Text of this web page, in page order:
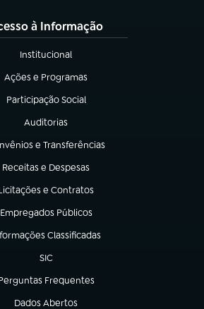
à Informação
Institucional
(abre em nova aba)
Ações e Programas
(abre em nova aba)
Participação Social
(abre em nova aba)
Auditorias
(abre em nova aba)
e Transferências
em nova aba)
Receitas e Despesas
(abre em nova aba)
e Contratos
em nova aba)
Empregados Públicos
(abre em nova aba)
Classificadas
em nova aba)
SIC
(abre em nova aba)
Frequentes
em nova aba)
Dados Abertos